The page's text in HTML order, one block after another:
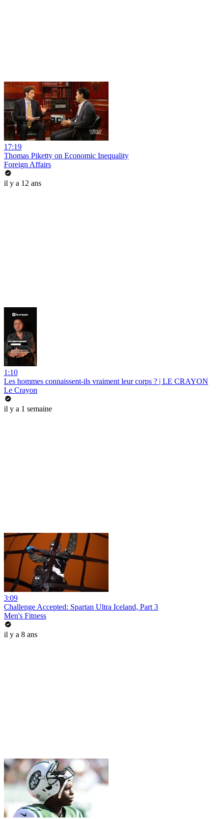
17:19
Thomas Piketty on Economic Inequality
Foreign Affairs
il y a 12 ans
1:10
Les hommes connaissent-ils vraiment leur corps ? | LE CRAYON
Le Crayon
il y a 1 semaine
3:09
Challenge Accepted: Spartan Ultra Iceland, Part 3
Men's Fitness
il y a 8 ans